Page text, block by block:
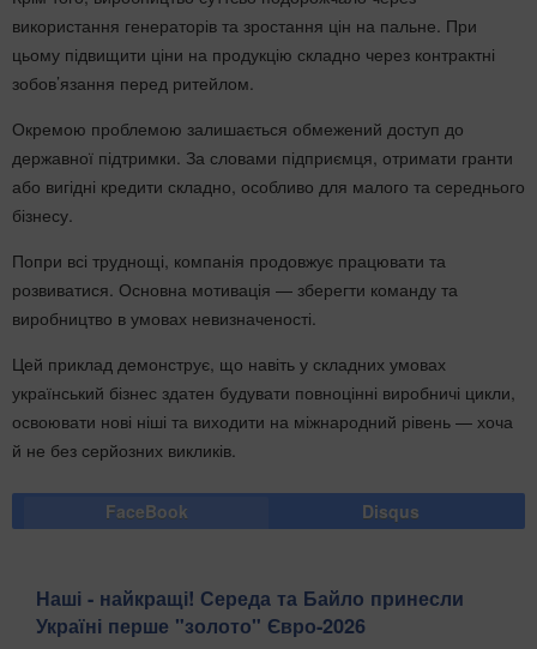
використання генераторів та зростання цін на пальне. При
цьому підвищити ціни на продукцію складно через контрактні
зобов’язання перед ритейлом.
Окремою проблемою залишається обмежений доступ до
державної підтримки. За словами підприємця, отримати гранти
або вигідні кредити складно, особливо для малого та середнього
бізнесу.
Попри всі труднощі, компанія продовжує працювати та
розвиватися. Основна мотивація — зберегти команду та
виробництво в умовах невизначеності.
Цей приклад демонструє, що навіть у складних умовах
український бізнес здатен будувати повноцінні виробничі цикли,
освоювати нові ніші та виходити на міжнародний рівень — хоча
й не без серйозних викликів.
FaceBook Disqus
Наші - найкращі! Середа та Байло принесли
Україні перше "золото" Євро-2026